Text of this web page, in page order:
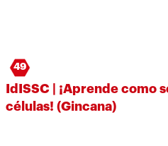
49
IdISSC | ¡Aprende como
células! (Gincana)